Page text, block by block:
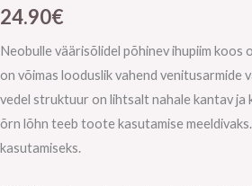
24.90€
Neobulle väärisõlidel põhinev ihupiim koos
on võimas looduslik vahend venitusarmide
vedel struktuur on lihtsalt nahale kantav ja
õrn lõhn teeb toote kasutamise
kasutamiseks.